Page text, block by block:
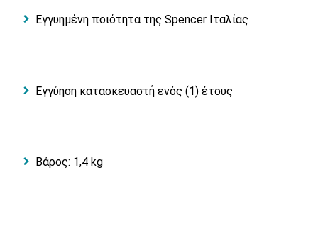
Εγγυημένη ποιότητα της Spencer Ιταλίας
Εγγύηση κατασκευαστή ενός (1) έτους
Βάρος: 1,4 kg